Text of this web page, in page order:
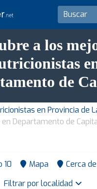
a los
de
en Provincia de
Departamento de
10 Mapa
Cerca
Filtrar por localidad